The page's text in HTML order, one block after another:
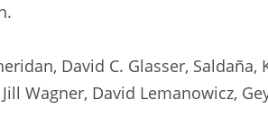
David C. Glasser, Saldaña,
Wagner, David Lemanowicz,